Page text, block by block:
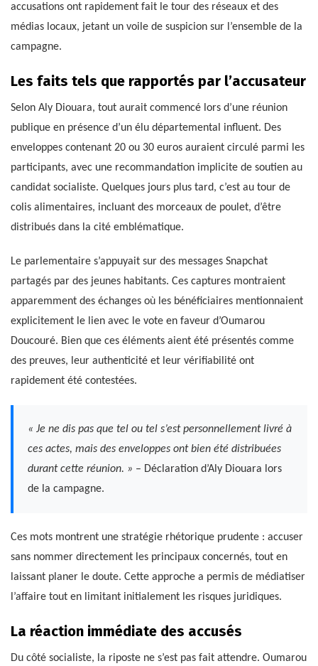
accusations ont rapidement fait le tour des réseaux et des
médias locaux, jetant un voile de suspicion sur l’ensemble de la
campagne.
Les faits tels que rapportés par l’accusateur
Selon Aly Diouara, tout aurait commencé lors d’une réunion
publique en présence d’un élu départemental influent. Des
enveloppes contenant 20 ou 30 euros auraient circulé parmi les
participants, avec une recommandation implicite de soutien au
candidat socialiste. Quelques jours plus tard, c’est au tour de
colis alimentaires, incluant des morceaux de poulet, d’être
distribués dans la cité emblématique.
Le parlementaire s’appuyait sur des messages Snapchat
partagés par des jeunes habitants. Ces captures montraient
apparemment des échanges où les bénéficiaires mentionnaient
explicitement le lien avec le vote en faveur d’Oumarou
Doucouré. Bien que ces éléments aient été présentés comme
des preuves, leur authenticité et leur vérifiabilité ont
rapidement été contestées.
« Je ne dis pas que tel ou tel s’est personnellement livré à
ces actes, mais des enveloppes ont bien été distribuées
durant cette réunion. » – Déclaration d’Aly Diouara lors
de la campagne.
Ces mots montrent une stratégie rhétorique prudente : accuser
sans nommer directement les principaux concernés, tout en
laissant planer le doute. Cette approche a permis de médiatiser
l’affaire tout en limitant initialement les risques juridiques.
La réaction immédiate des accusés
Du côté socialiste, la riposte ne s’est pas fait attendre. Oumarou